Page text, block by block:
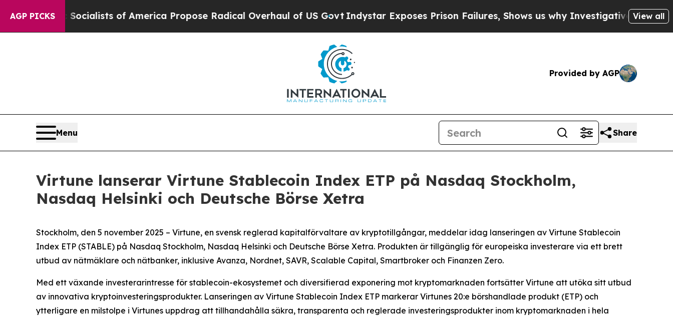
AGP PICKS
Socialists of America Propose Radical Overhaul of US GovtIndystar Exposes Prison Failures, Shows us why Investigative Journalism Matters
View all
Provided by AGP
Menu Share
Virtune lanserar Virtune Stablecoin Index ETP på Nasdaq Stockholm,
Nasdaq Helsinki och Deutsche Börse Xetra
Stockholm, den 5 november 2025 – Virtune, en svensk reglerad kapitalförvaltare av kryptotillgångar, meddelar idag lanseringen av Virtune Stablecoin
Index ETP (STABLE) på Nasdaq Stockholm, Nasdaq Helsinki och Deutsche Börse Xetra. Produkten är tillgänglig för europeiska investerare via ett brett
utbud av nätmäklare och nätbanker, inklusive Avanza, Nordnet, SAVR, Scalable Capital, Smartbroker och Finanzen Zero.
Med ett växande investerarintresse för stablecoin-ekosystemet och diversifierad exponering mot kryptomarknaden fortsätter Virtune att utöka sitt utbud
av innovativa kryptoinvesteringsprodukter. Lanseringen av Virtune Stablecoin Index ETP markerar Virtunes 20:e börshandlade produkt (ETP) och
ytterligare en milstolpe i Virtunes uppdrag att tillhandahålla säkra, transparenta och reglerade investeringsprodukter inom kryptomarknaden i hela